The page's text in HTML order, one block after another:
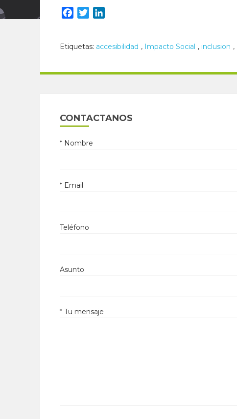
Facebook
Twitter
Etiquetas: accesibilidad , Impacto Social , inclusion ,
CONTACTANOS
* Nombre
* Email
Teléfono
Asunto
* Tu mensaje